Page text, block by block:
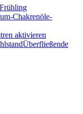
aktivieren
Überfließende